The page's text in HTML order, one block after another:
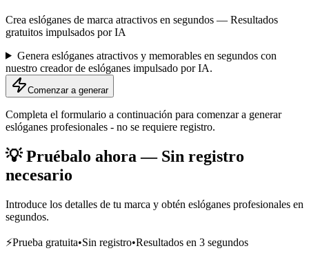
Crea eslóganes de marca atractivos en segundos — Resultados
gratuitos impulsados por IA
Genera eslóganes atractivos y memorables en segundos con
nuestro creador de eslóganes impulsado por IA.
Comenzar a generar
Completa el formulario a continuación para comenzar a generar
eslóganes profesionales - no se requiere registro.
💡 Pruébalo ahora — Sin registro
necesario
Introduce los detalles de tu marca y obtén eslóganes profesionales en
segundos.
⚡Prueba gratuita•Sin registro•Resultados en 3 segundos